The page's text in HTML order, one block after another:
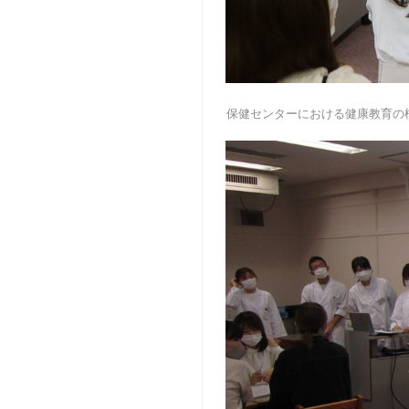
保健センターにおける健康教育の